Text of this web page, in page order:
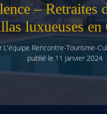
– Retraites
luxueuses en
L'équipe Rencontre-Tourisme-
publié le 11 janvier 2024